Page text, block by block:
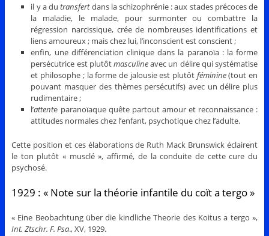
il y a dutransfertdans la schizophrénie : aux stades précoces de
la maladie, le malade, pour surmonter ou combattre la
régression narcissique, crée de nombreuses identifications et
liens amoureux ; mais chez lui, l’inconscient est conscient ;
enfin, une différenciation clinique dans la paranoïa : la forme
persécutrice est plutôtmasculineavec un délire qui systématise
et philosophe ; la forme de jalousie est plutôt féminine(tout en
pouvant masquer des thèmes persécutifs) avec un délire plus
rudimentaire ;
l’attente paranoïaque quête partout amour et reconnaissance :
attitudes normales chez l’enfant, psychotique chez l’adulte.
Cette position et ces élaborations de Ruth Mack Brunswick éclairent
le ton plutôt « musclé », affirmé, de la conduite de cette cure du
psychosé.
1929 : « Note sur la théorie infantile du coït a tergo »
« Eine Beobachtung über die kindliche Theorie des Koitus a tergo »,
Int. Ztschr. F. Psa., XV, 1929.